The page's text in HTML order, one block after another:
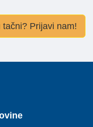
tačni? Prijavi nam!